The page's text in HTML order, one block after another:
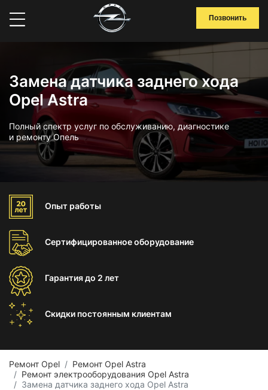
Позвонить
Замена датчика заднего хода
Opel Astra
Полный спектр услуг по обслуживанию, диагностике
и ремонту Опель
Опыт работы
Сертифицированноеоборудование
Гарантиядо 2 лет
Скидки постоянным клиентам
Ремонт Opel
Ремонт Opel Astra
Ремонт электрооборудования Opel Astra
Замена датчика заднего хода Opel Astra